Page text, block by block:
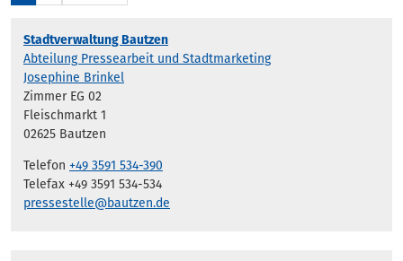
Stadtverwaltung Bautzen
Abteilung Pressearbeit und Stadtmarketing
Josephine Brinkel
Zimmer EG 02
Fleischmarkt 1
02625 Bautzen
Telefon +49 3591 534-390
Telefax +49 3591 534-534
pressestelle@bautzen.de